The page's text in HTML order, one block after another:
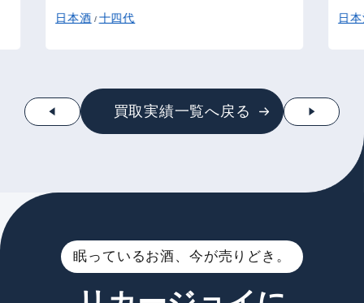
日本酒/ 十四代 日本
買取実績一覧へ戻る
眠っているお酒、今が売りどき。